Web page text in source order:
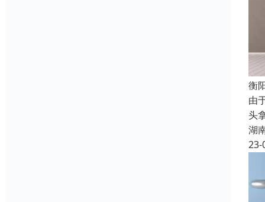
衡
由
头
湖
23-